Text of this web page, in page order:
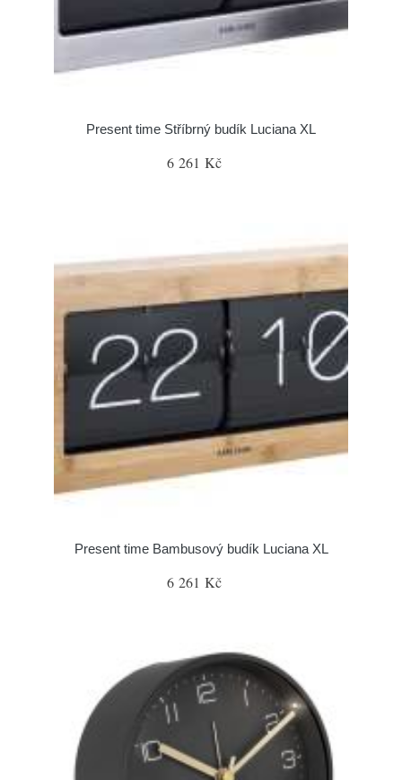
Present time Stříbrný budík Luciana XL
6 261 Kč
Present time Bambusový budík Luciana XL
6 261 Kč